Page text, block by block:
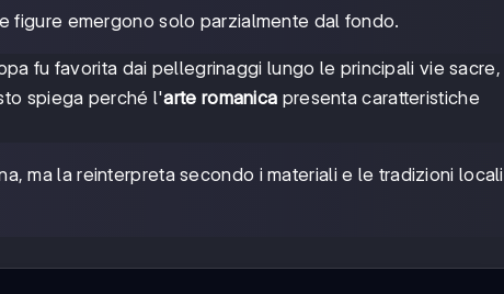
figure emergono solo parzialmente dal fondo.
fu favorita dai pellegrinaggi lungo le principali vie sacre,
spiega perché l'arte romanica presenta caratteristiche
ma la reinterpreta secondo i materiali e le tradizioni locali